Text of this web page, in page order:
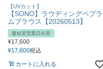
【UVカット】
【SONO】ラウディングペプラ
ムブラウス【20260513】
最短翌営業日出荷
¥17,600
¥17,600税込
カートに入れる